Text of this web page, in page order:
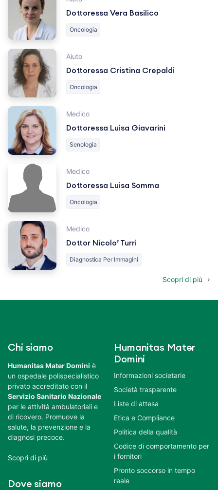
Dottoressa Vera Basilico
Oncologia
Aiuto
Dottoressa Cristina Crepaldi
Oncologia
Medico
Dottoressa Luisa Giavarini
Senologia
Medico
Dottoressa Luisa Somma
Oncologia
Medico
Dottor Nicolo’ Turri
Diagnostica Per Immagini
Scopri di più
Chi siamo
Humanitas Mater Domini è
un ospedale polispecialistico
privato accreditato con il
Servizio Sanitario Nazionale
per le attività ambulatoriali e
di ricovero. Promuove la
salute, la prevenzione e la
diagnosi precoce.
Scopri di più
Dove siamo
Humanitas Mater
Domini
Informazioni societarie
Società trasparente
Liste di attesa
Etica e Compliance
Politica della qualità
Codice di comportamento per
i fornitori
Pronto soccorso in tempo
reale